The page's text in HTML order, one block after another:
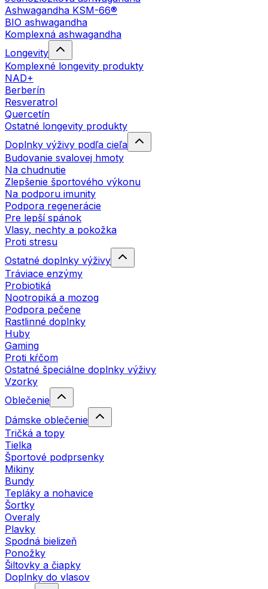
Ashwagandha KSM-66®
BIO ashwagandha
Komplexná ashwagandha
Longevity
Komplexné longevity produkty
NAD+
Berberín
Resveratrol
Quercetín
Ostatné longevity produkty
Doplnky výživy podľa cieľa
Budovanie svalovej hmoty
Na chudnutie
Zlepšenie športového výkonu
Na podporu imunity
Podpora regenerácie
Pre lepší spánok
Vlasy, nechty a pokožka
Proti stresu
Ostatné doplnky výživy
Tráviace enzýmy
Probiotiká
Nootropiká a mozog
Podpora pečene
Rastlinné doplnky
Huby
Gaming
Proti kŕčom
Ostatné špeciálne doplnky výživy
Vzorky
Oblečenie
Dámske oblečenie
Tričká a topy
Tielka
Športové podprsenky
Mikiny
Bundy
Tepláky a nohavice
Šortky
Overaly
Plavky
Spodná bielizeň
Ponožky
Šiltovky a čiapky
Doplnky do vlasov